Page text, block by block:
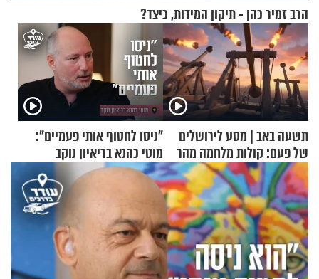
הרב זמיר כהן - תיקון המידות, כיצד?
תשעה באב | מסע לירושלים
של פעם: קולות מלחמה מהר
הזיתים
"ניסו לחטוף אותי פעמיים":
מוטי כהנא בריאיון נוקב